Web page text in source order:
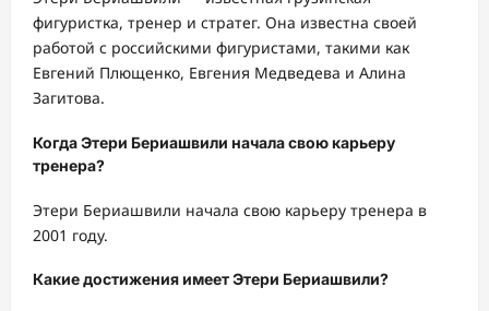
фигуристка, тренер и стратег. Она известна своей
работой с российскими фигуристами, такими как
Евгений Плющенко, Евгения Медведева и Алина
Загитова.
Когда Этери Бериашвили начала свою карьеру
тренера?
Этери Бериашвили начала свою карьеру тренера в
2001 году.
Какие достижения имеет Этери Бериашвили?